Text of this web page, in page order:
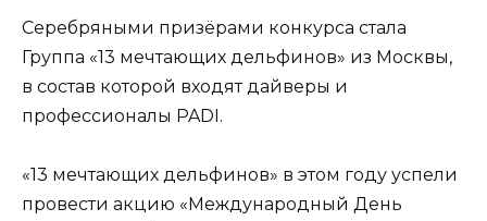
Серебряными призёрами конкурса стала
Группа «13 мечтающих дельфинов» из Москвы,
в состав которой входят дайверы и
профессионалы PADI.
«13 мечтающих дельфинов» в этом году успели
провести акцию «Международный День